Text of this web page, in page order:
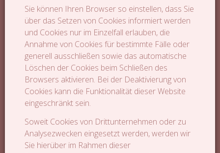
Sie können Ihren Browser so einstellen, dass Sie
über das Setzen von Cookies informiert werden
und Cookies nur im Einzelfall erlauben, die
Annahme von Cookies für bestimmte Fälle oder
generell ausschließen sowie das automatische
Löschen der Cookies beim Schließen des
Browsers aktivieren. Bei der Deaktivierung von
Cookies kann die Funktionalität dieser Website
eingeschränkt sein.
Soweit Cookies von Drittunternehmen oder zu
Analysezwecken eingesetzt werden, werden wir
Sie hierüber im Rahmen dieser